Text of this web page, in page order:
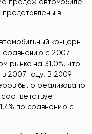
продаж автомобиле
представлены в
концерн
сравнению с 2007
рынке на 31,0%, что
2007 году. В 2009
было реализовано
по сравнению с